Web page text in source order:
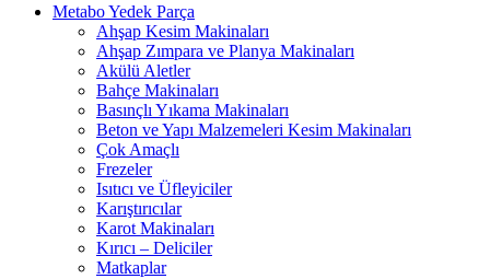
Metabo Yedek Parça
Ahşap Kesim Makinaları
Ahşap Zımpara ve Planya Makinaları
Akülü Aletler
Bahçe Makinaları
Basınçlı Yıkama Makinaları
Beton ve Yapı Malzemeleri Kesim Makinaları
Çok Amaçlı
Frezeler
Isıtıcı ve Üfleyiciler
Karıştırıcılar
Karot Makinaları
Kırıcı – Deliciler
Matkaplar